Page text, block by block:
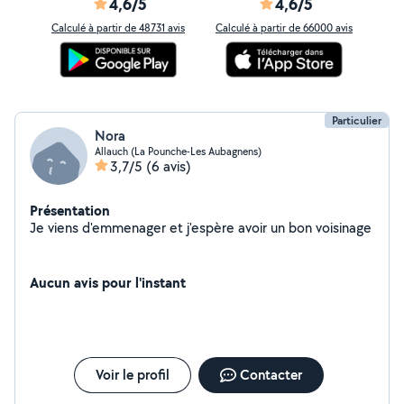
Calculé à partir de 48731 avis Calculé à partir de 66000 avis
Particulier
Nora
Allauch (La Pounche-Les Aubagnens)
3,7/5 (6 avis)
Présentation
Je viens d'emmenager et j'espère avoir un bon voisinage
Aucun avis pour l'instant
Voir le profil Contacter